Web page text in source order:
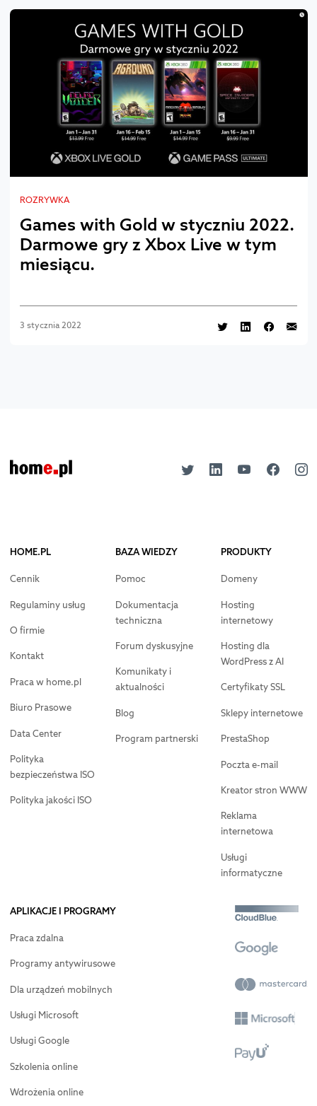
ROZRYWKA
Games with Gold w styczniu 2022.
Darmowe gry z Xbox Live w tym
miesiącu.
3 stycznia 2022
HOME.PL
Cennik
Regulaminy usług
O firmie
Kontakt
Praca w home.pl
Biuro Prasowe
Data Center
Polityka
bezpieczeństwa ISO
Polityka jakości ISO
BAZA WIEDZY
Pomoc
Dokumentacja
techniczna
Forum dyskusyjne
Komunikaty i
aktualności
Blog
Program partnerski
PRODUKTY
Domeny
Hosting
internetowy
Hosting dla
WordPress z AI
Certyfikaty SSL
Sklepy internetowe
PrestaShop
Poczta e-mail
Kreator stron WWW
Reklama
internetowa
Usługi
informatyczne
APLIKACJE I PROGRAMY
Praca zdalna
Programy antywirusowe
Dla urządzeń mobilnych
Usługi Microsoft
Usługi Google
Szkolenia online
Wdrożenia online